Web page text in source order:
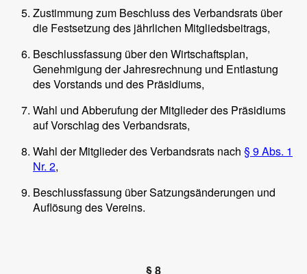
Zustimmung zum Beschluss des Verbandsrats über
die Festsetzung des jährlichen Mitgliedsbeitrags,
Beschlussfassung über den Wirtschaftsplan,
Genehmigung der Jahresrechnung und Entlastung
des Vorstands und des Präsidiums,
Wahl und Abberufung der Mitglieder des Präsidiums
auf Vorschlag des Verbandsrats,
Wahl der Mitglieder des Verbandsrats nach § 9 Abs. 1
Nr. 2,
Beschlussfassung über Satzungsänderungen und
Auflösung des Vereins.
§ 8